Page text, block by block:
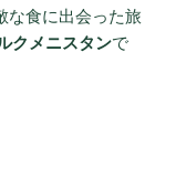
な食に出会った旅
クメニスタンで